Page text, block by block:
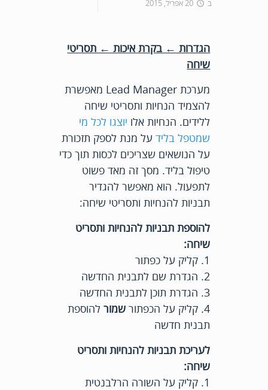
ב
20 אפריל, 2015
הגדרות ← בקרת איכות ← תסריטי
שיחה
מערכת Lead Manager מאפשרת
להצמיד הנחיות ותסריטי שיחה
ללידים. הנחיות אלו יוצגו לכל מי
שמטפל בלידעל מנת לספק תזכורת
על הנושאים שצריכים לכסות תוך כדי
טיפול בליד. מסך זה מאד פשוט
לתפעול. הוא מאפשר להגדיר
תבניות להנחיות ותסריטי שיחה:
להוספת תבניות להנחיות ותסריט
שיחה:
1. קליק על כפתור
2. הגדרת שם לתבנית החדשה
3. הגדרת תוכן לתבנית החדשה
4. קליק על הכפתור
שמור להוספת
תבנית חדשה
לעריכת תבניות להנחיות ותסריט
שיחה:
1. קליק על השורה הרלבנטית